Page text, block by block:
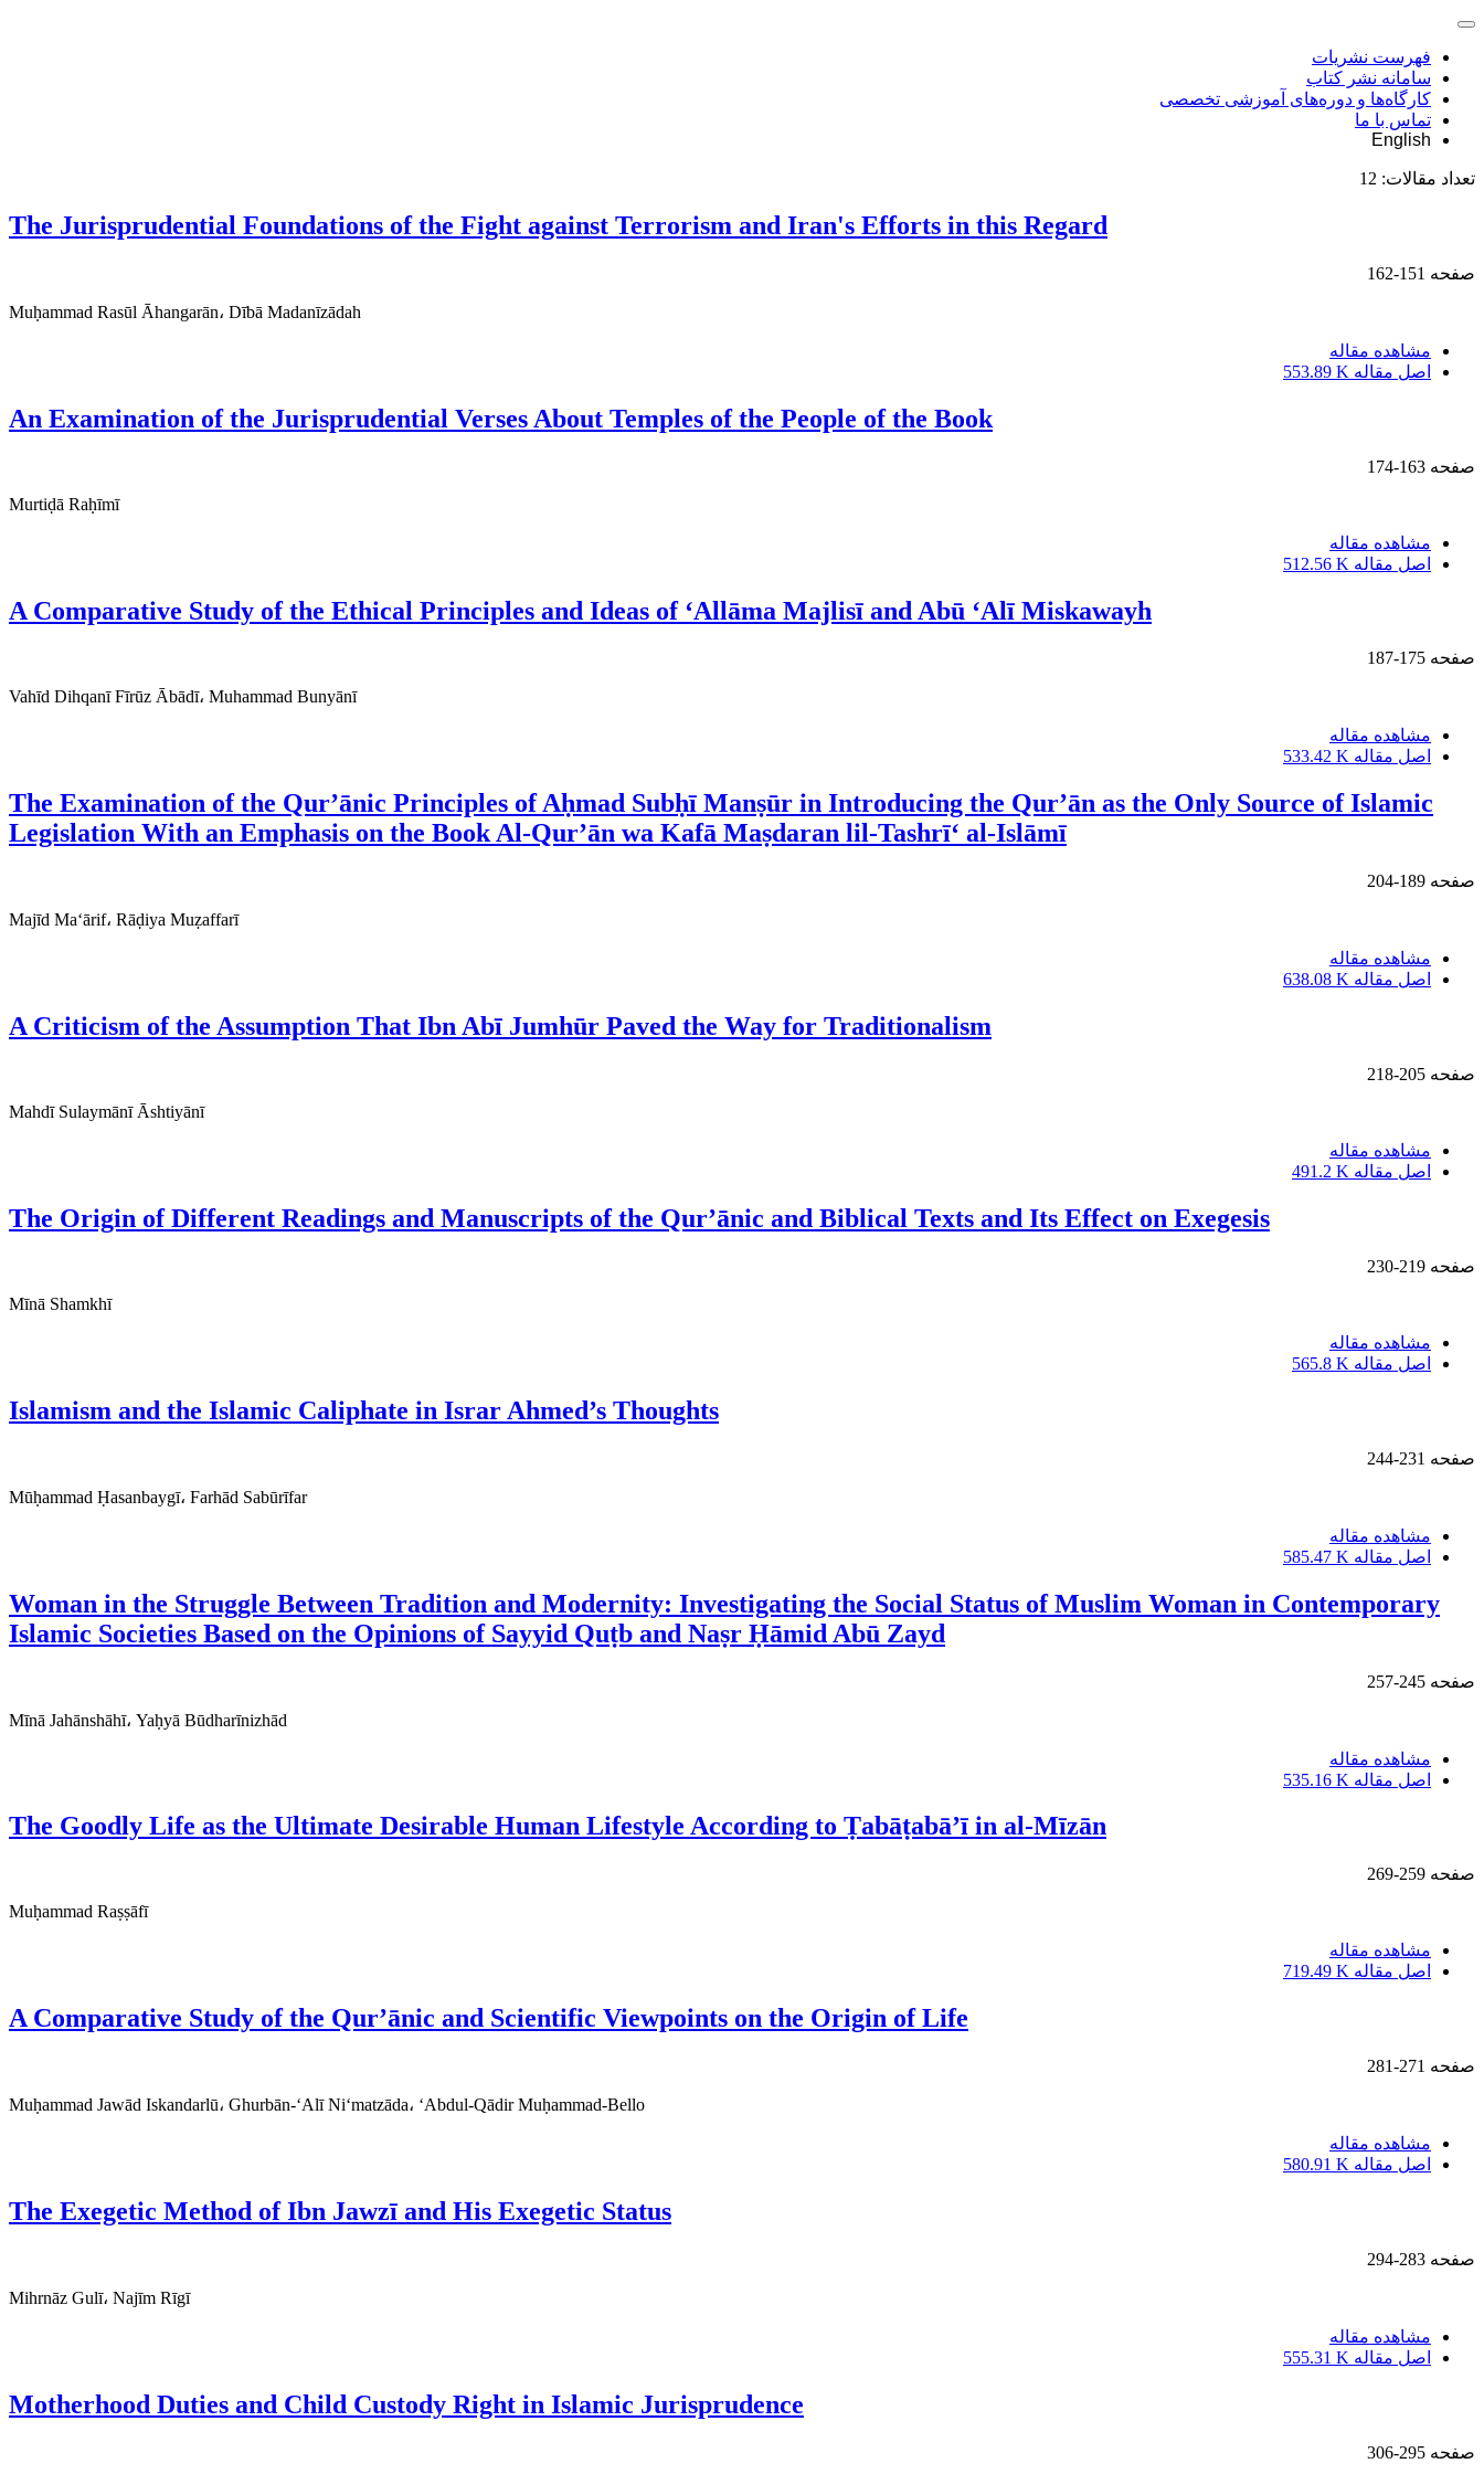
فهرست نشریات
سامانه نشر کتاب
کارگاه‌ها و دوره‌های آموزشی تخصصی
تماس با ما
English
تعداد مقالات: 12
The Jurisprudential Foundations of the Fight against Terrorism and Iran's Efforts in this Regard
صفحه 151-162
Muḥammad Rasūl Āhangarān، Dībā Madanīzādah
مشاهده مقاله
اصل مقاله 553.89 K
An Examination of the Jurisprudential Verses About Temples of the People of the Book
صفحه 163-174
Murtiḍā Raḥīmī
مشاهده مقاله
اصل مقاله 512.56 K
A Comparative Study of the Ethical Principles and Ideas of ‘Allāma Majlisī and Abū ‘Alī Miskawayh
صفحه 175-187
Vahīd Dihqanī Fīrūz Ābādī، Muhammad Bunyānī
مشاهده مقاله
اصل مقاله 533.42 K
The Examination of the Qur’ānic Principles of Aḥmad Subḥī Manṣūr in Introducing the Qur’ān as the Only Source of Islamic
Legislation With an Emphasis on the Book Al-Qur’ān wa Kafā Maṣdaran lil-Tashrī‘ al-Islāmī
صفحه 189-204
Majīd Ma‘ārif، Rāḍiya Muẓaffarī
مشاهده مقاله
اصل مقاله 638.08 K
A Criticism of the Assumption That Ibn Abī Jumhūr Paved the Way for Traditionalism
صفحه 205-218
Mahdī Sulaymānī Āshtiyānī
مشاهده مقاله
اصل مقاله 491.2 K
The Origin of Different Readings and Manuscripts of the Qur’ānic and Biblical Texts and Its Effect on Exegesis
صفحه 219-230
Mīnā Shamkhī
مشاهده مقاله
اصل مقاله 565.8 K
Islamism and the Islamic Caliphate in Israr Ahmed’s Thoughts
صفحه 231-244
Mūḥammad Ḥasanbaygī، Farhād Sabūrīfar
مشاهده مقاله
اصل مقاله 585.47 K
Woman in the Struggle Between Tradition and Modernity: Investigating the Social Status of Muslim Woman in Contemporary
Islamic Societies Based on the Opinions of Sayyid Quṭb and Naṣr Ḥāmid Abū Zayd
صفحه 245-257
Mīnā Jahānshāhī، Yaḥyā Būdharīnizhād
مشاهده مقاله
اصل مقاله 535.16 K
The Goodly Life as the Ultimate Desirable Human Lifestyle According to Ṭabāṭabā’ī in al-Mīzān
صفحه 259-269
Muḥammad Raṣṣāfī
مشاهده مقاله
اصل مقاله 719.49 K
A Comparative Study of the Qur’ānic and Scientific Viewpoints on the Origin of Life
صفحه 271-281
Muḥammad Jawād Iskandarlū، Ghurbān-‘Alī Ni‘matzāda، ‘Abdul-Qādir Muḥammad-Bello
مشاهده مقاله
اصل مقاله 580.91 K
The Exegetic Method of Ibn Jawzī and His Exegetic Status
صفحه 283-294
Mihrnāz Gulī، Najīm Rīgī
مشاهده مقاله
اصل مقاله 555.31 K
Motherhood Duties and Child Custody Right in Islamic Jurisprudence
صفحه 295-306